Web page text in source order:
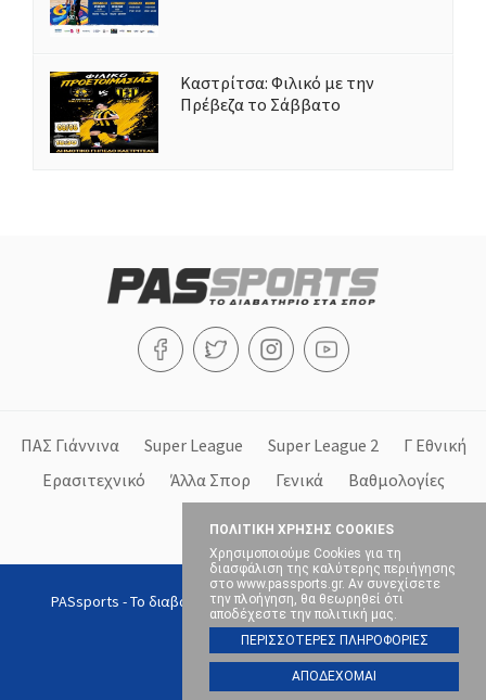
ΠΟΛΙΤΙΚΗ ΧΡΗΣΗΣ COOKIES
Χρησιμοποιούμε Cookies για τη
διασφάλιση της καλύτερης περιήγησης
στο www.passports.gr. Αν συνεχίσετε
την πλοήγηση, θα θεωρηθεί ότι
αποδέχεστε την πολιτική μας.
ΠΕΡΙΣΣΟΤΕΡΕΣ ΠΛΗΡΟΦΟΡΙΕΣ
ΑΠΟΔΕΧΟΜΑΙ
Καστρίτσα: Φιλικό με την
Πρέβεζα το Σάββατο
ΠΑΣ Γιάννινα Super League Super League 2
Γ Εθνική
Ερασιτεχνικό
Άλλα Σπορ Γενικά
Βαθμολογίες
PASsports - Το διαβατήριο στα σπορ, Copyright © 2026, All
rights reserved.